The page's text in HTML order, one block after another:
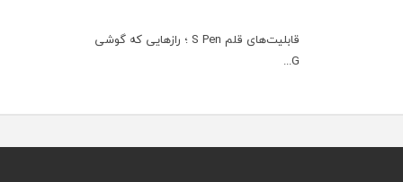
قابلیت‌های قلم S Pen ؛ رازهایی که گوشی
G...